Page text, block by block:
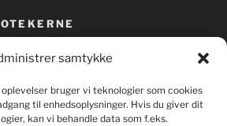
samtykke
bruger vi teknologier som cookies
til enhedsoplysninger. Hvis du giver dit
kan vi behandle data som f.eks.